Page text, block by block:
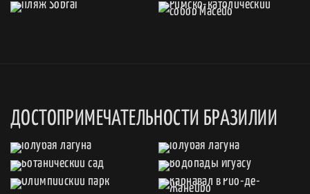
ДОСТОПРИМЕЧАТЕЛЬНОСТИ БРАЗИЛИИ